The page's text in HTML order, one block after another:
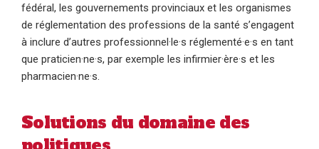
fédéral, les gouvernements provinciaux et les organismes
de réglementation des professions de la santé s’engagent
à inclure d’autres professionnel·le·s réglementé·e·s en tant
que praticien·ne·s, par exemple les infirmier·ère·s et les
pharmacien·ne·s.
Solutions du domaine des